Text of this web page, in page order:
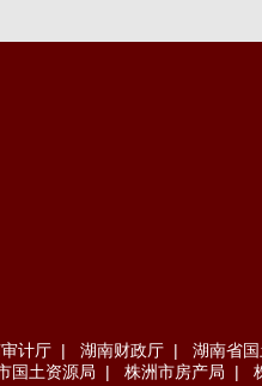
计厅 | 湖南财政厅 |
湖南省
国土资源局
| 株洲市房产局 |